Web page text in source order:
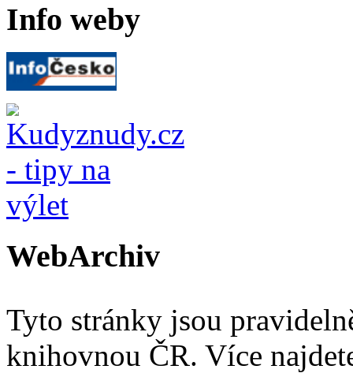
Info weby
WebArchiv
Tyto stránky jsou
knihovnou ČR. Více